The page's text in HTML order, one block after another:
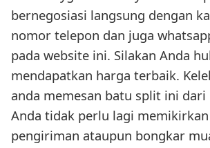
bernegosiasi langsung dengan
nomor telepon dan juga
pada website ini. Silakan Anda
mendapatkan harga terbaik.
anda memesan batu split ini dari
Anda tidak perlu lagi
pengiriman ataupun bongkar